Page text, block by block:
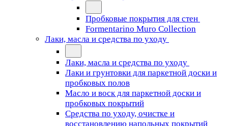
Пробковые покрытия для стен
Formentarino Muro Collection
Лаки, масла и средства по уходу
Лаки, масла и средства по уходу
Лаки и грунтовки для паркетной доски и
пробковых полов
Масло и воск для паркетной доски и
пробковых покрытий
Средства по уходу, очистке и
восстановлению напольных покрытий